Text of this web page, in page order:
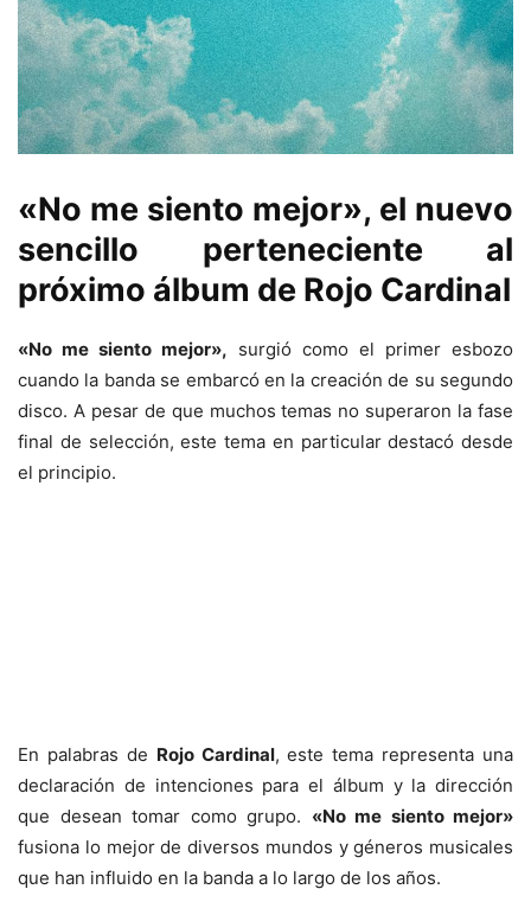
«No me siento mejor», el nuevo
sencillo perteneciente al
próximo álbum de Rojo Cardinal
«No me siento mejor», surgió como el primer esbozo
cuando la banda se embarcó en la creación de su segundo
disco. A pesar de que muchos temas no superaron la fase
final de selección, este tema en particular destacó desde
el principio.
En palabras de Rojo Cardinal, este tema representa una
declaración de intenciones para el álbum y la dirección
que desean tomar como grupo. «No me siento mejor»
fusiona lo mejor de diversos mundos y géneros musicales
que han influido en la banda a lo largo de los años.